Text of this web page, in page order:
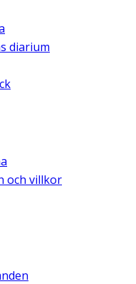
diarium
och villkor